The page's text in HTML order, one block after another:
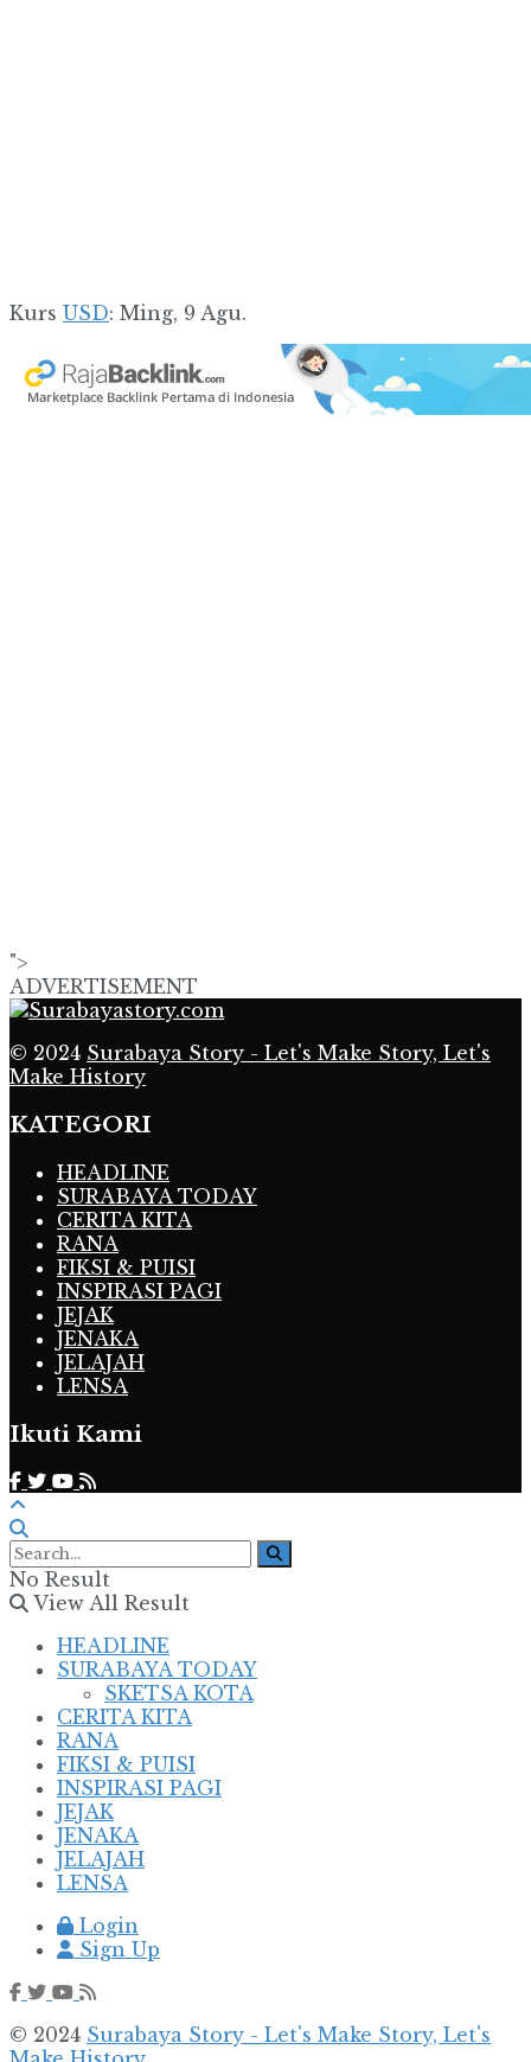
Kurs USD: Ming, 9 Agu.
">
ADVERTISEMENT
© 2024 Surabaya Story - Let's Make Story, Let's
Make History
KATEGORI
HEADLINE
SURABAYA TODAY
CERITA KITA
RANA
FIKSI & PUISI
INSPIRASI PAGI
JEJAK
JENAKA
JELAJAH
LENSA
Ikuti Kami
No Result
View All Result
HEADLINE
SURABAYA TODAY
SKETSA KOTA
CERITA KITA
RANA
FIKSI & PUISI
INSPIRASI PAGI
JEJAK
JENAKA
JELAJAH
LENSA
Login
Sign Up
© 2024 Surabaya Story - Let's Make Story, Let's